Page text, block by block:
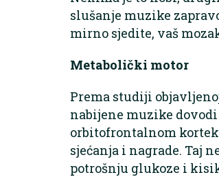
slušanje muzike
mirno sjedite, vaš
Metabolički motor
Prema studiji
nabijene muzike
orbitofrontalnom
sjećanja i nagrade. Taj
potrošnju glukoze i